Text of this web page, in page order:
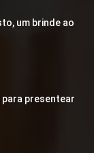
um brinde ao
para presentear